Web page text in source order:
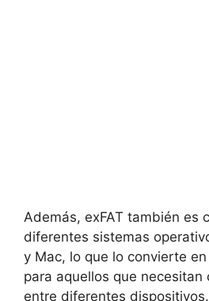
Además, exFAT también es
diferentes sistemas
y Mac, lo que lo convierte
para aquellos que necesitan
entre diferentes dispositivos.